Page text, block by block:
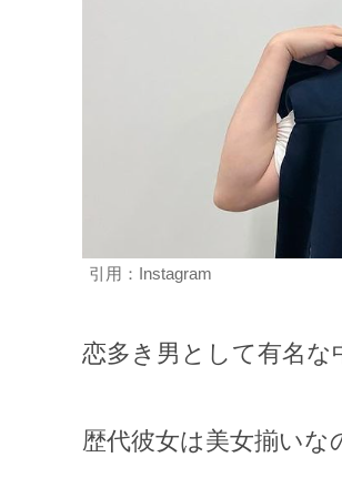
引用：Instagram
恋多き男として有名な
歴代彼女は美女揃いな